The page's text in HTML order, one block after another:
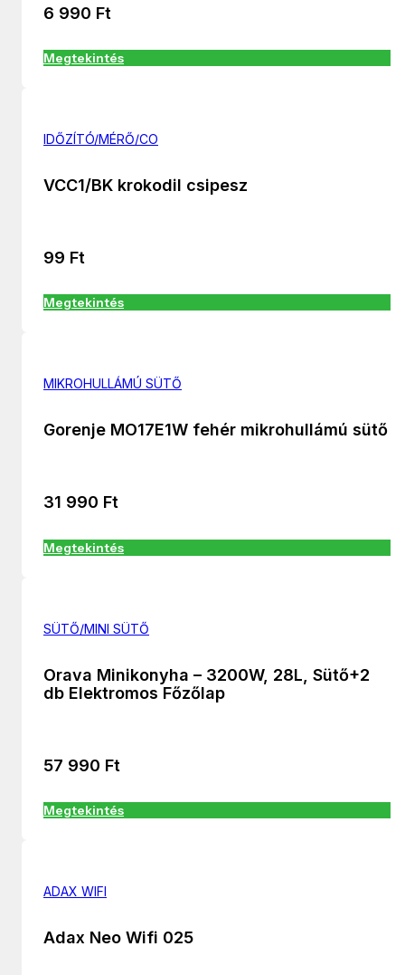
6 990 Ft
Megtekintés
IDŐZÍTÓ/MÉRŐ/CO
VCC1/BK krokodil csipesz
99 Ft
Megtekintés
MIKROHULLÁMÚ SÜTŐ
Gorenje MO17E1W fehér mikrohullámú sütő
31 990 Ft
Megtekintés
SÜTŐ/MINI SÜTŐ
Orava Minikonyha – 3200W, 28L, Sütő+2
db Elektromos Főzőlap
57 990 Ft
Megtekintés
ADAX WIFI
Adax Neo Wifi 025